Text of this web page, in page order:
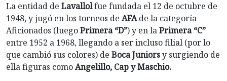
La entidad de Lavallolfue fundada el 12 de octubre de
1948, y jugó en los torneos de AFAde la categoría
Aficionados (luegoPrimera “D”) y en laPrimera “C”
entre 1952 a 1968, llegando a ser incluso filial (por lo
que cambió sus colores) de Boca Juniorsy surgiendo de
ella figuras comoAngelillo, Cap y Maschio.